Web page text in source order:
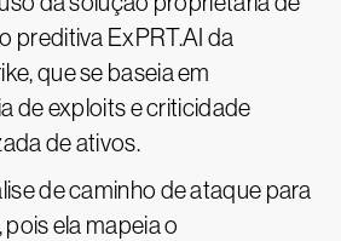
preditiva ExPRT.AI da
que se baseia em
de exploits e criticidade
de ativos.
de caminho de ataque para
ela mapeia o